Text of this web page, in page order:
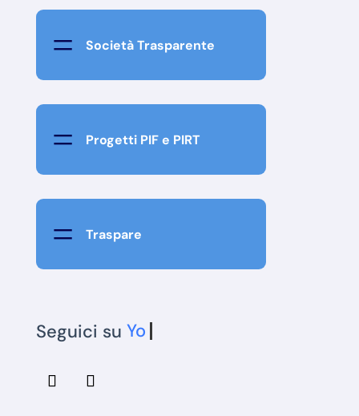
= Società Trasparente
= Progetti PIF e PIRT
= Traspare
Seguici su